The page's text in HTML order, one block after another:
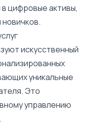
цифровые активы,
искусственный
уникальные
Это
управлению